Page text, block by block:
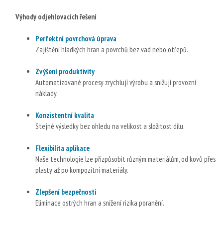
Výhody odjehlovacích řešení
Perfektní povrchová úprava
Zajištění hladkých hran a povrchů bez vad nebo otřepů.
Zvýšení produktivity
Automatizované procesy zrychlují výrobu a snižují provozní
náklady.
Konzistentní kvalita
Stejné výsledky bez ohledu na velikost a složitost dílu.
Flexibilita aplikace
Naše technologie lze přizpůsobit různým materiálům, od kovů přes
plasty až po kompozitní materiály.
Zlepšení bezpečnosti
Eliminace ostrých hran a snížení rizika poranění.